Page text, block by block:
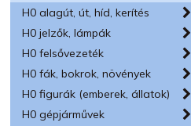
H0 alagút, út, híd, kerítés
H0 jelzők, lámpák
H0 felsővezeték
H0 fák, bokrok, növények
H0 figurák (emberek, állatok)
H0 gépjárművek